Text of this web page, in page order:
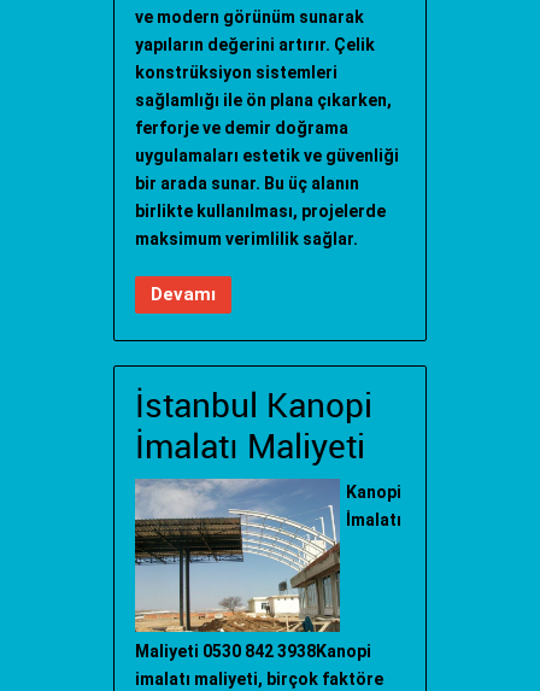
ve modern görünüm sunarak
yapıların değerini artırır. Çelik
konstrüksiyon sistemleri
sağlamlığı ile ön plana çıkarken,
ferforje ve demir doğrama
uygulamaları estetik ve güvenliği
bir arada sunar. Bu üç alanın
birlikte kullanılması, projelerde
maksimum verimlilik sağlar.
Devamı
İstanbul Kanopi
İmalatı Maliyeti
Kanopi
İmalatı
Maliyeti 0530 842 3938Kanopi
imalatı maliyeti, birçok faktöre